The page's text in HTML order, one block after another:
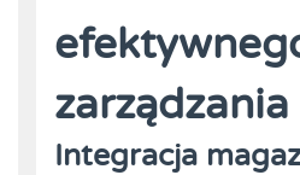
zarządzania
Integracja